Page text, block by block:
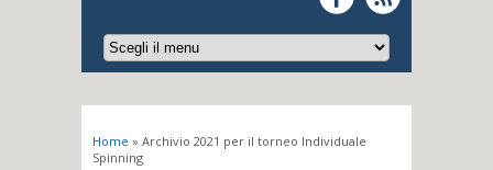
Tu sei qui
Home » Archivio 2021 per il torneo Individuale
Spinning